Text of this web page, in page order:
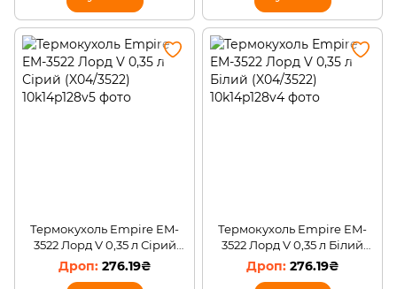
Термокухоль Empire EM-
3522 Лорд V 0,35 л Сірий
(X04/3522)
276.19₴
Термокухоль Empire EM-
3522 Лорд V 0,35 л Білий
(X04/3522)
276.19₴